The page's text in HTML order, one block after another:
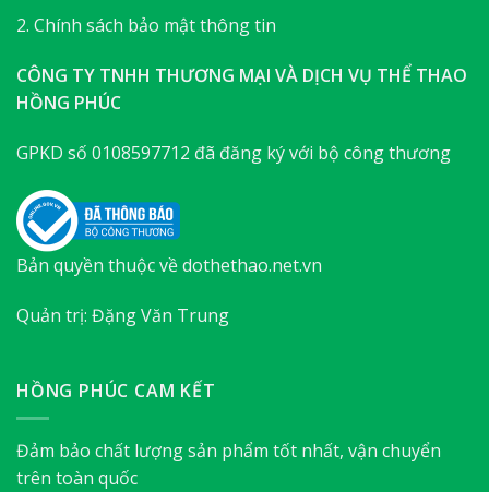
2. Chính sách bảo mật thông tin
CÔNG TY TNHH THƯƠNG MẠI VÀ DỊCH VỤ THỂ THAO
HỒNG PHÚC
GPKD số 0108597712 đã đăng ký với bộ công thương
Bản quyền thuộc về dothethao.net.vn
Quản trị: Đặng Văn Trung
HỒNG PHÚC CAM KẾT
Đảm bảo chất lượng sản phẩm tốt nhất, vận chuyển
trên toàn quốc